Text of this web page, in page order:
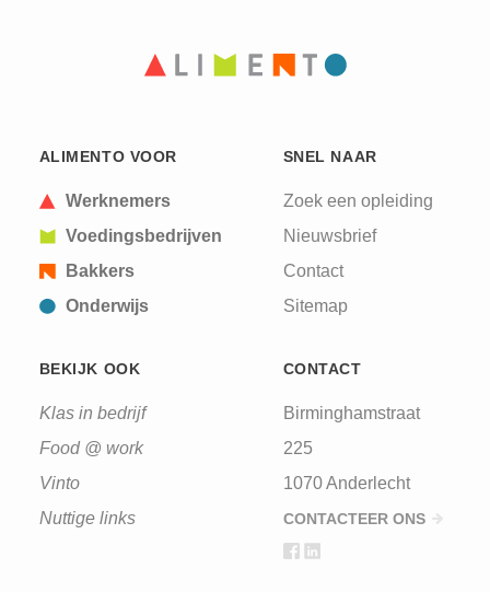
ALIMENTO VOOR
Werknemers
Voedingsbedrijven
Bakkers
Onderwijs
SNEL NAAR
Zoek een opleiding
Nieuwsbrief
Contact
Sitemap
BEKIJK OOK
Klas in bedrijf
Food @ work
Vinto
Nuttige links
CONTACT
Birminghamstraat
225
1070 Anderlecht
CONTACTEER ONS